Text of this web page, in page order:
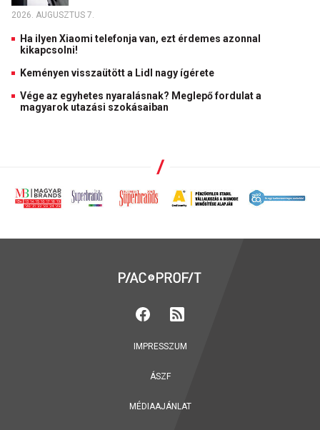
2026. AUGUSZTUS 7.
Ha ilyen Xiaomi telefonja van, ezt érdemes azonnal
kikapcsolni!
Keményen visszaütött a Lidl nagy ígérete
Vége az egyhetes nyaralásnak? Meglepő fordulat a
magyarok utazási szokásaiban
IMPRESSZUM
ÁSZF
MÉDIAAJÁNLAT